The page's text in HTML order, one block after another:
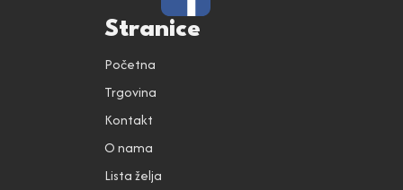
Stranice
Početna
Trgovina
Kontakt
O nama
Lista želja